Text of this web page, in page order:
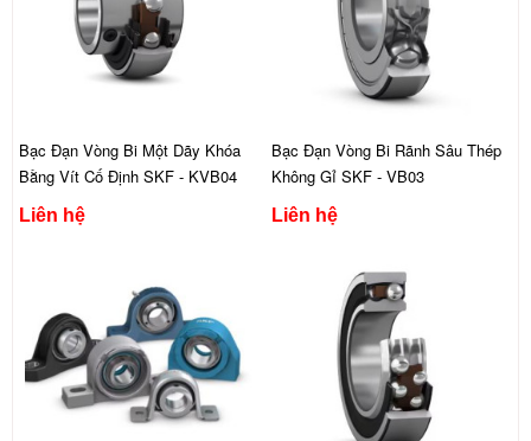
Bạc Đạn Vòng Bi Một Dãy Khóa
Bằng Vít Cố Định SKF - KVB04
Liên hệ
Bạc Đạn Vòng Bi Rãnh Sâu Thép
Không Gỉ SKF - VB03
Liên hệ